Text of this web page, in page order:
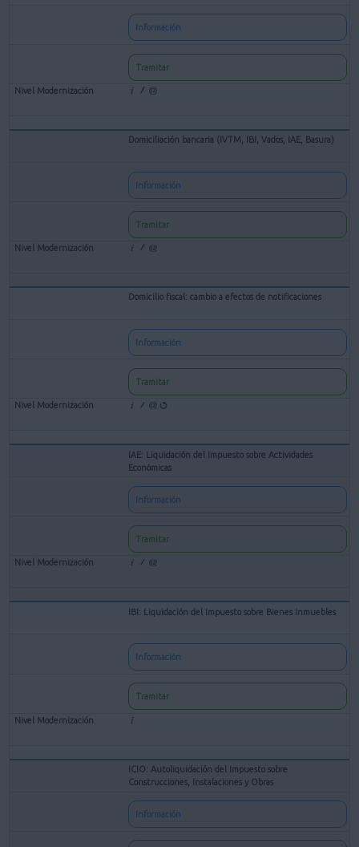
Información
Tramitar
Domiciliación bancaria (IVTM, IBI, Vados, IAE, Basura)
Información
Tramitar
Domicilio fiscal: cambio a efectos de notificaciones
Información
Tramitar
IAE: Liquidación del Impuesto sobre Actividades
Económicas
Información
Tramitar
IBI: Liquidación del Impuesto sobre Bienes Inmuebles
Información
Tramitar
ICIO: Autoliquidación del Impuesto sobre
Construcciones, Instalaciones y Obras
Información